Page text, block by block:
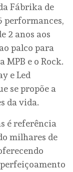
Fábrika de
performances,
2 anos aos
palco para
MPB e o Rock.
e Led
se propõe a
da vida.
é referência
milhares de